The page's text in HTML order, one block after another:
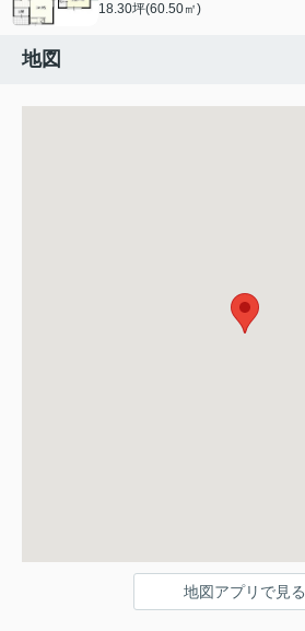
18.30坪(60.50㎡)
地図
地図アプリで見る